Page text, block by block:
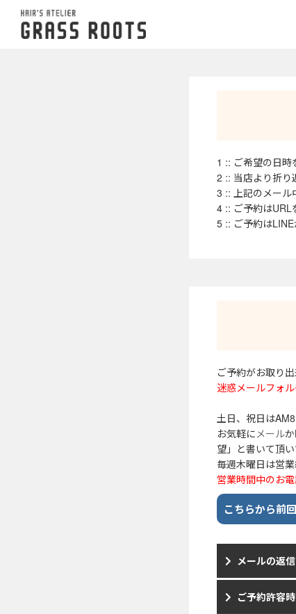
1 :: ご希望の日時
2 :: 当店より折り
3 :: 上記のメール
4 :: ご予約はURL
5 :: ご予約はLINE
ご予約がお取り
迷惑メールフォ
土日、祝日は
お気軽にメール
望」と書いて頂い
毎週木曜日は営
営業時間中のお
こちらから前
メールの返
ご予約許容